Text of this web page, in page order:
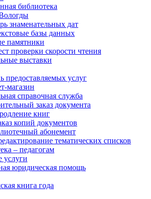
библиотека
знаменательных дат
базы данных
памятники
проверки скорости чтения
выставки
предоставляемых услуг
магазин
справочная служба
заказ документа
книг
копий документов
абонемент
тематических списков
– педагогам
услуги
юридическая помощь
книга года